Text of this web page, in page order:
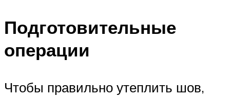
Подготовительные
операции
Чтобы правильно утеплить шов,